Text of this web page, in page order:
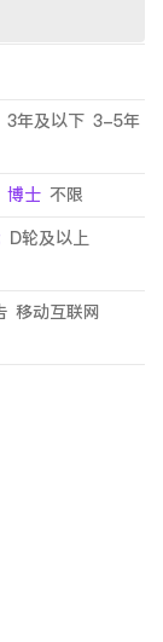
3年及以下 3-5年
博士 不限
D轮及以上
移动互联网